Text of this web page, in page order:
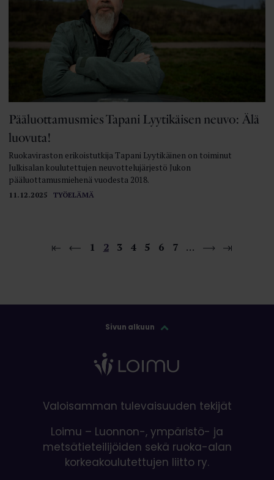
11.12.2025 TYÖELÄMÄ
Pääluottamusmies Tapani Lyytikäisen neuvo: Älä
luovuta!
Ruokaviraston erikoistutkija Tapani Lyytikäinen on toiminut
Julkisalan koulutettujen neuvottelujärjestö Jukon
pääluottamusmiehenä vuodesta 2018.
1 2 3 4 5 6 7 …
Sivun alkuun
Valoisamman tulevaisuuden tekijät
Loimu – Luonnon-, ympäristö- ja
metsätieteilijöiden sekä ruoka-alan
korkeakoulutettujen liitto ry.